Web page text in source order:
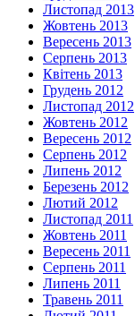
Листопад 2013
Жовтень 2013
Вересень 2013
Серпень 2013
Квітень 2013
Грудень 2012
Листопад 2012
Жовтень 2012
Вересень 2012
Серпень 2012
Липень 2012
Березень 2012
Лютий 2012
Листопад 2011
Жовтень 2011
Вересень 2011
Серпень 2011
Липень 2011
Травень 2011